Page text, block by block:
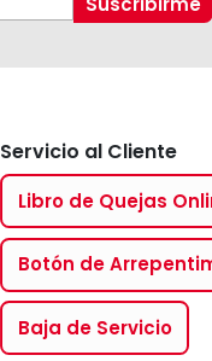
Servicio al Cliente
Libro de Quejas
Botón de
Baja de Servicio